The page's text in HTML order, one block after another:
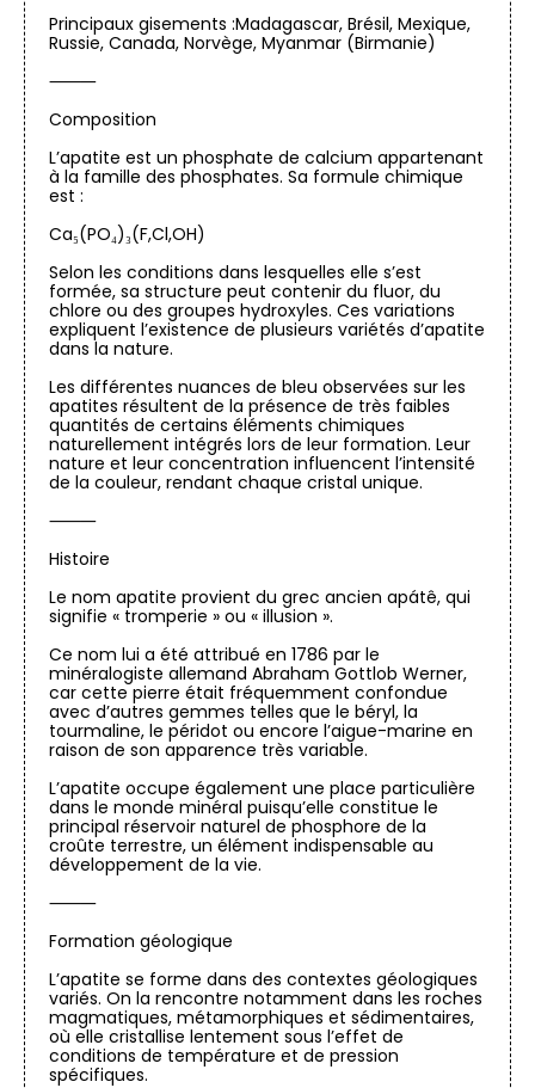
Principaux gisements :Madagascar, Brésil, Mexique,
Russie, Canada, Norvège, Myanmar (Birmanie)
⸻
Composition
L’apatite est un phosphate de calcium appartenant
à la famille des phosphates. Sa formule chimique
est :
Ca₅(PO₄)₃(F,Cl,OH)
Selon les conditions dans lesquelles elle s’est
formée, sa structure peut contenir du fluor, du
chlore ou des groupes hydroxyles. Ces variations
expliquent l’existence de plusieurs variétés d’apatite
dans la nature.
Les différentes nuances de bleu observées sur les
apatites résultent de la présence de très faibles
quantités de certains éléments chimiques
naturellement intégrés lors de leur formation. Leur
nature et leur concentration influencent l’intensité
de la couleur, rendant chaque cristal unique.
⸻
Histoire
Le nom apatite provient du grec ancien apátê, qui
signifie « tromperie » ou « illusion ».
Ce nom lui a été attribué en 1786 par le
minéralogiste allemand Abraham Gottlob Werner,
car cette pierre était fréquemment confondue
avec d’autres gemmes telles que le béryl, la
tourmaline, le péridot ou encore l’aigue-marine en
raison de son apparence très variable.
L’apatite occupe également une place particulière
dans le monde minéral puisqu’elle constitue le
principal réservoir naturel de phosphore de la
croûte terrestre, un élément indispensable au
développement de la vie.
⸻
Formation géologique
L’apatite se forme dans des contextes géologiques
variés. On la rencontre notamment dans les roches
magmatiques, métamorphiques et sédimentaires,
où elle cristallise lentement sous l’effet de
conditions de température et de pression
spécifiques.